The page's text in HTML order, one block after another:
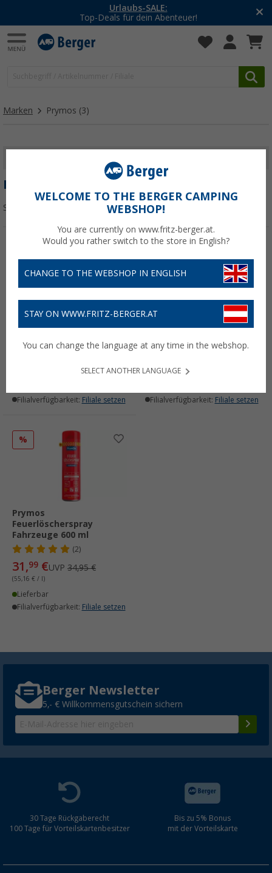
Urlaubs-SALE:
Top-Deals für dein Abenteuer!
Marken Prymos (3)
PRYMOS
Sortieren:
(2)
29,95 €
Filialverfügbarkeit: Filiale setzen
Prymos KFZ-Halter für
(1)
14,95 €
Filialverfügbarkeit: Filiale setzen
%
Prymos
Feuerlöscherspray
Fahrzeuge 600 ml
(2)
31,99 €UVP 34,95 €
(55,16 € / l)
Lieferbar
Filialverfügbarkeit: Filiale setzen
Berger Newsletter
5,- € Willkommensgutschein sichern
30 Tage Rückgaberecht
100 Tage für Vorteilskartenbesitzer
Bis zu 5% Bonus
mit der Vorteilskarte
WELCOME TO THE BERGER CAMPING
WEBSHOP!
You are currently on www.fritz-berger.at.
Would you rather switch to the store in English?
CHANGE TO THE WEBSHOP IN ENGLISH
STAY ON WWW.FRITZ-BERGER.AT
You can change the language at any time in the webshop.
SELECT ANOTHER LANGUAGE